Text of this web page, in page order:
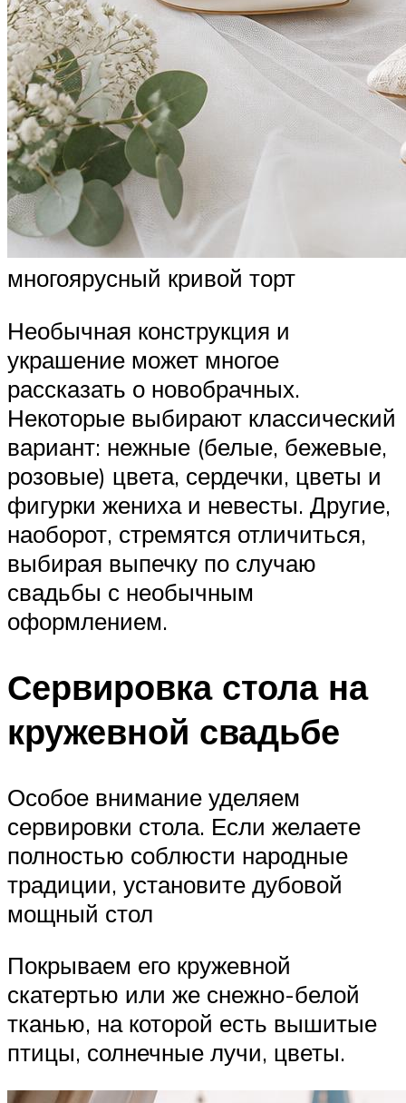
многоярусный кривой торт
Необычная конструкция и
украшение может многое
рассказать о новобрачных.
Некоторые выбирают классический
вариант: нежные (белые, бежевые,
розовые) цвета, сердечки, цветы и
фигурки жениха и невесты. Другие,
наоборот, стремятся отличиться,
выбирая выпечку по случаю
свадьбы с необычным
оформлением.
Сервировка стола на
кружевной свадьбе
Особое внимание уделяем
сервировки стола. Если желаете
полностью соблюсти народные
традиции, установите дубовой
мощный стол
Покрываем его кружевной
скатертью или же снежно-белой
тканью, на которой есть вышитые
птицы, солнечные лучи, цветы.